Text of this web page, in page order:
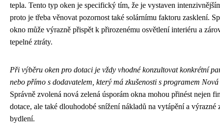
tepla. Tento typ oken je specifický tím, že je vystaven
proto je třeba věnovat pozornost také solárnímu faktoru zasklení.
okno může výrazně přispět k přirozenému osvětlení interiéru a
tepelné ztráty.
Při výběru oken pro dotaci je vždy vhodné konzultovat konkrétní
nebo přímo s dodavatelem, který má zkušenosti s programem
Správně zvolená nová zelená úsporám okna mohou přinést nejen
dotace, ale také dlouhodobé snížení nákladů na vytápění a
bydlení.